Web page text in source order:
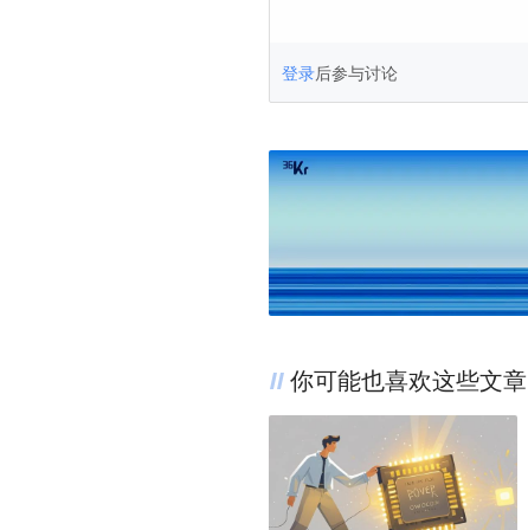
登录后参与讨论
你可能也喜欢这些文章